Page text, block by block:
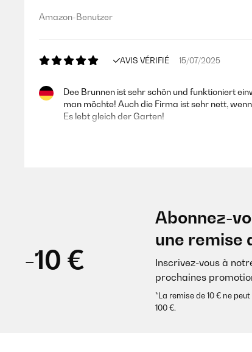
Amazon-Benutzer
AVIS VÉRIFIÉ 15/07/2025
Dee Brunnen ist sehr schön und funktioniert
man möchte! Auch die Firma ist sehr nett,
Es lebt gleich der Garten!
Hält was er verspricht Der Brunnen ist
in der direkten Sonne war.
Amazon-Benutzer
AVIS VÉRIFIÉ
-10 €
Abonnez-
une remise
Inscrivez-vous à
prochaines
*La remise de 10 € ne
100 €.